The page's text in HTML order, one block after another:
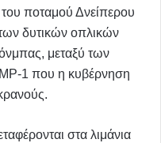
ποταμού Δνείπερου
δυτικών οπλικών
μεταξύ των
1 που η κυβέρνηση
στα λιμάνια